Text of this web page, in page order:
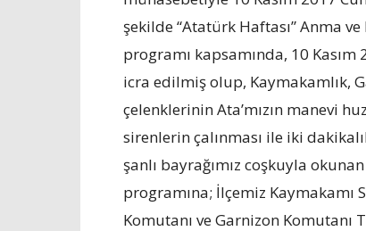
şekilde “Atatürk Haftası” Anma
programı kapsamında, 10
icra edilmiş olup, Kaymakamlık,
çelenklerinin Ata’mızın manevi
sirenlerin çalınması ile iki
şanlı bayrağımız coşkuyla
programına; İlçemiz Kaymakamı
Komutanı ve Garnizon Komutanı